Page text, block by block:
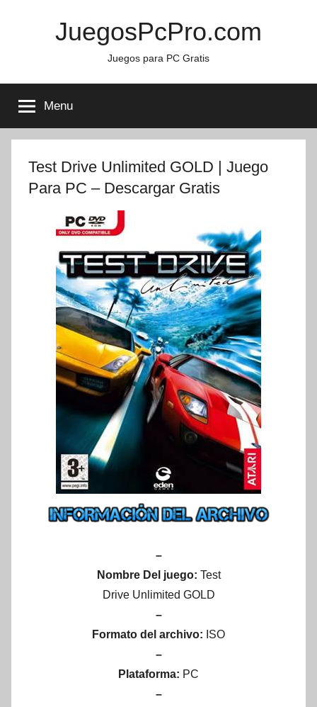
JuegosPcPro.com
Juegos para PC Gratis
Menu
Test Drive Unlimited GOLD | Juego
Para PC – Descargar Gratis
–
Nombre Del juego: Test
Drive Unlimited GOLD
–
Formato del archivo: ISO
–
Plataforma: PC
–